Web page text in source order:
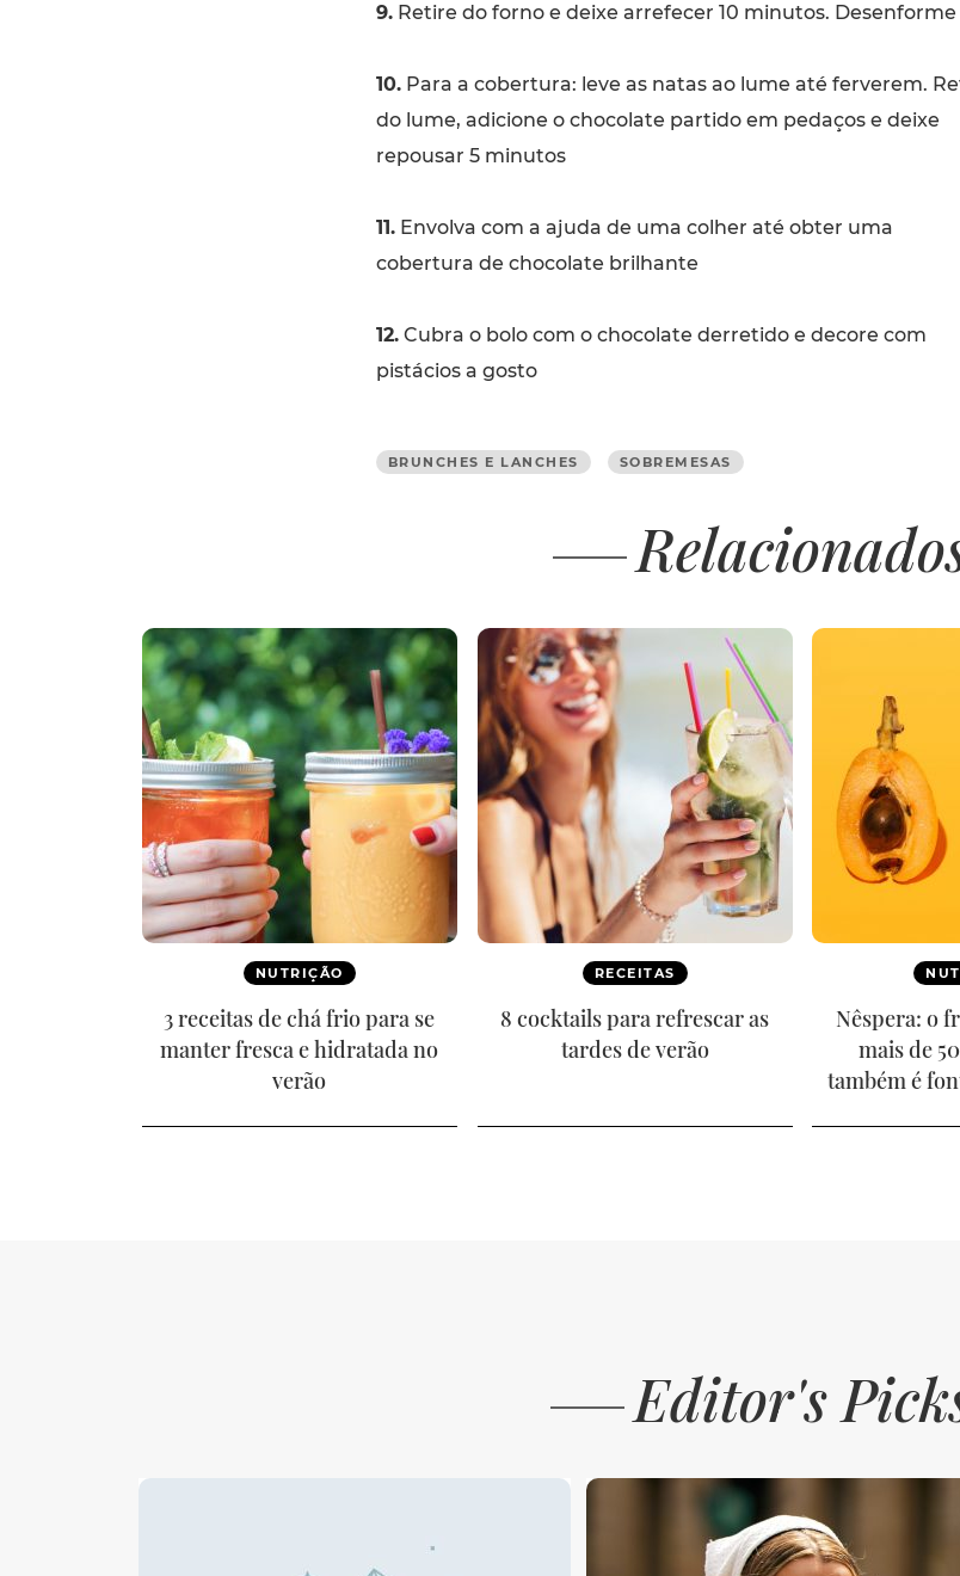
9.Retire do forno e deixe arrefecer 10 minutos. Desenforme
10.Para a cobertura: leve as natas ao lume até ferverem.
do lume, adicione o chocolate partido em pedaços e deixe
repousar 5 minutos
11.Envolva com a ajuda de uma colher até obter uma
cobertura de chocolate brilhante
12.Cubra o bolo com o chocolate derretido e decore com
pistácios a gosto
BRUNCHES E LANCHES SOBREMESAS
NUTRIÇÃO
3 receitas de chá frio para se
manter fresca e hidratada no
verão
RECEITAS
8 cocktails para refrescar as
tardes de verão
Nêspera: o
mais de
também é
Editor's